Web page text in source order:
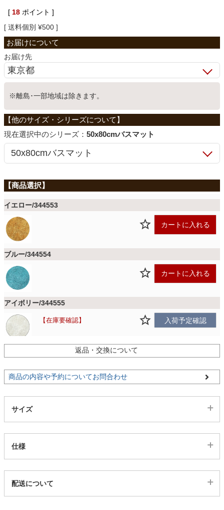
学習机
ホームオフィス
こたつ
ファブリック
ラグ
収納用品
生活用品
ガーデン
[ 18 ポイント ]
送料個別 ¥500
お届け先
※離島･一部地域は除きます。
シリーズ： 50x80cmバスマット
イエロー/344553
カートに入れる
ブルー/344554
カートに入れる
アイボリー/344555
在庫要確認 入荷予定確認
カートに入れる
返品・交換について
商品の内容や予約についてお問合わせ
サイズ
仕様
344553
配送について